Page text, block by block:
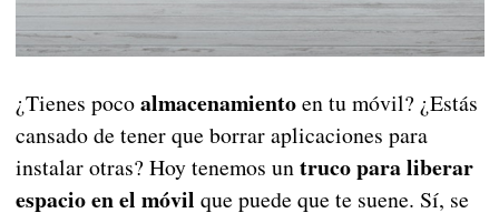
¿Tienes pocoalmacenamientoen tu móvil? ¿Estás
cansado de tener que borrar aplicaciones para
instalar otras? Hoy tenemos untruco para liberar
espacio en el móvil que puede que te suene. Sí, se